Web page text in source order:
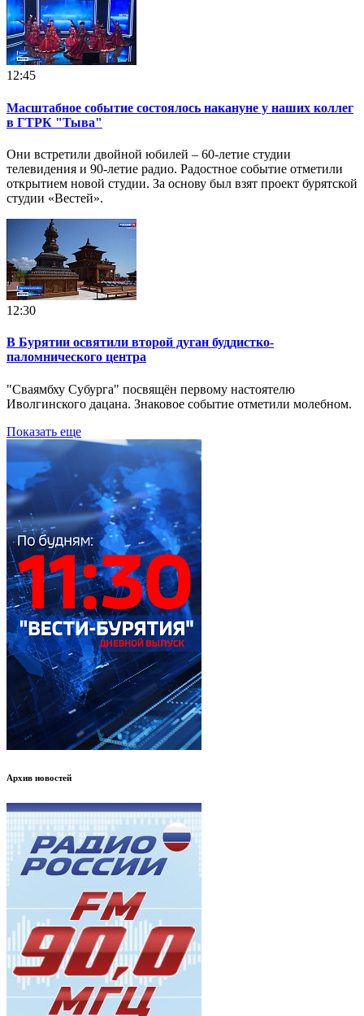
12:45
Масштабное событие состоялось накануне у наших коллег
в ГТРК "Тыва"
Они встретили двойной юбилей – 60-летие студии
телевидения и 90-летие радио. Радостное событие отметили
открытием новой студии. За основу был взят проект бурятской
студии «Вестей».
12:30
В Бурятии освятили второй дуган буддистко-
паломнического центра
"Сваямбху Субурга" посвящён первому настоятелю
Иволгинского дацана. Знаковое событие отметили молебном.
Показать еще
Архив новостей